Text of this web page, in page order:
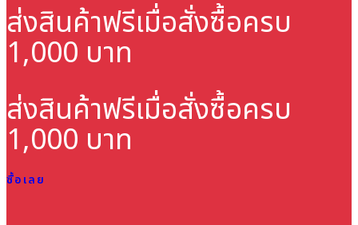
ส่งสินค้าฟรีเมื่อสั่งซื้อครบ
1,000 บาท
ส่งสินค้าฟรีเมื่อสั่งซื้อครบ
1,000 บาท
ซื้อเลย